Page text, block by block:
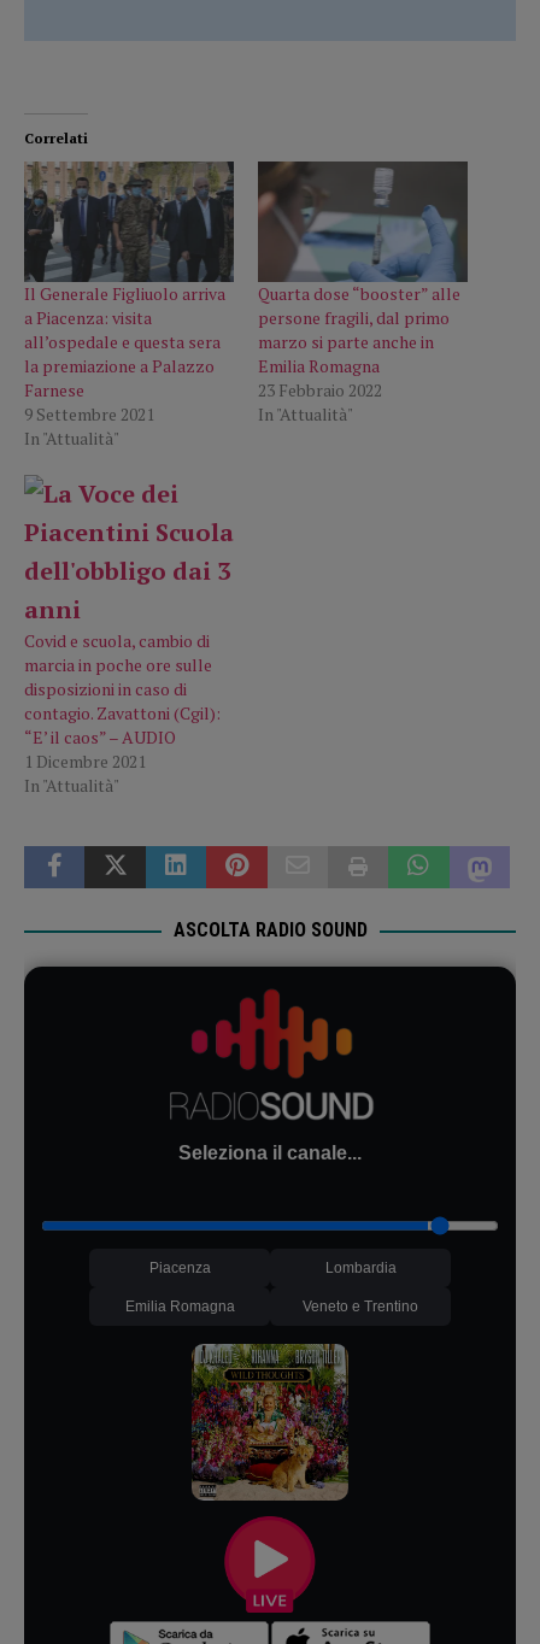
Correlati
Il Generale Figliuolo arriva
a Piacenza: visita
all’ospedale e questa sera
la premiazione a Palazzo
Farnese
9 Settembre 2021
In "Attualità"
Quarta dose “booster” alle
persone fragili, dal primo
marzo si parte anche in
Emilia Romagna
23 Febbraio 2022
In "Attualità"
Covid e scuola, cambio di
marcia in poche ore sulle
disposizioni in caso di
contagio. Zavattoni (Cgil):
“E’ il caos” – AUDIO
1 Dicembre 2021
In "Attualità"
ASCOLTA RADIO SOUND
Seleziona il canale...
Piacenza Lombardia
Emilia Romagna Veneto e Trentino